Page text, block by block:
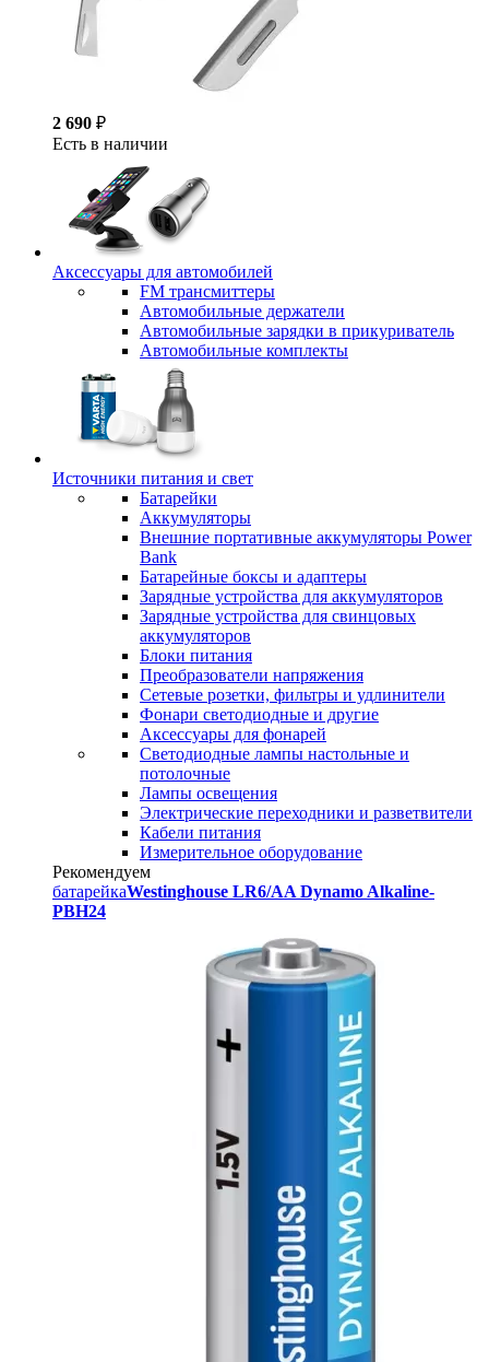
2 690 ₽
Есть в наличии
Аксессуары для автомобилей
FM трансмиттеры
Автомобильные держатели
Автомобильные зарядки в прикуриватель
Автомобильные комплекты
Источники питания и свет
Батарейки
Аккумуляторы
Внешние портативные аккумуляторы Power
Bank
Батарейные боксы и адаптеры
Зарядные устройства для аккумуляторов
Зарядные устройства для свинцовых
аккумуляторов
Блоки питания
Преобразователи напряжения
Сетевые розетки, фильтры и удлинители
Фонари светодиодные и другие
Аксессуары для фонарей
Светодиодные лампы настольные и
потолочные
Лампы освещения
Электрические переходники и разветвители
Кабели питания
Измерительное оборудование
Рекомендуем
батарейкаWestinghouse LR6/AA Dynamo Alkaline-
PBH24